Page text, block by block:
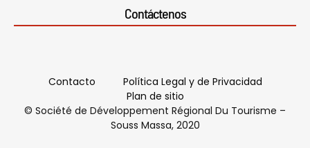
Contáctenos
Contacto
Política Legal y de Privacidad
Plan de sitio
© Société de Développement Régional Du Tourisme –
Souss Massa, 2020